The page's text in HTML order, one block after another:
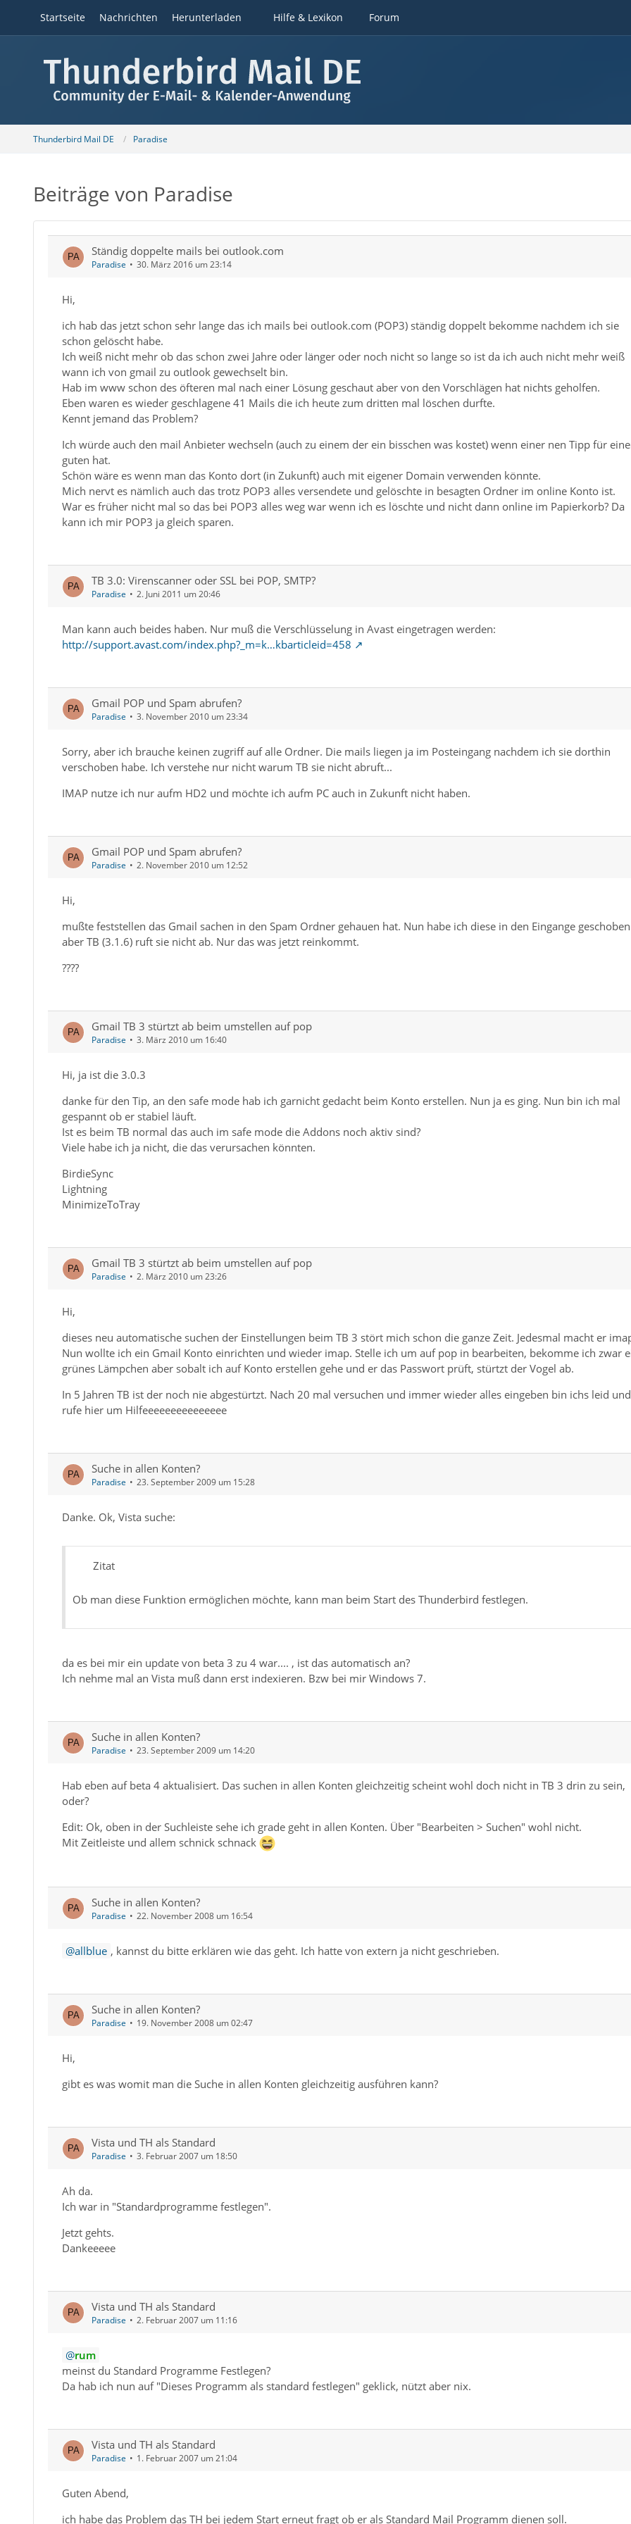
Startseite Nachrichten Herunterladen Hilfe & Lexikon Forum
Thunderbird Mail DE Paradise
Beiträge von Paradise
Ständig doppelte mails bei outlook.com
Paradise 30. März 2016 um 23:14
Hi,
ich hab das jetzt schon sehr lange das ich mails bei outlook.com (POP3) ständig doppelt bekomme nachdem ich sie
schon gelöscht habe.
Ich weiß nicht mehr ob das schon zwei Jahre oder länger oder noch nicht so lange so ist da ich auch nicht mehr weiß
wann ich von gmail zu outlook gewechselt bin.
Hab im www schon des öfteren mal nach einer Lösung geschaut aber von den Vorschlägen hat nichts geholfen.
Eben waren es wieder geschlagene 41 Mails die ich heute zum dritten mal löschen durfte.
Kennt jemand das Problem?
Ich würde auch den mail Anbieter wechseln (auch zu einem der ein bisschen was kostet) wenn einer nen Tipp für
guten hat.
Schön wäre es wenn man das Konto dort (in Zukunft) auch mit eigener Domain verwenden könnte.
Mich nervt es nämlich auch das trotz POP3 alles versendete und gelöschte in besagten Ordner im online Konto ist.
War es früher nicht mal so das bei POP3 alles weg war wenn ich es löschte und nicht dann online im Papierkorb? Da
kann ich mir POP3 ja gleich sparen.
TB 3.0: Virenscanner oder SSL bei POP, SMTP?
Paradise 2. Juni 2011 um 20:46
Man kann auch beides haben. Nur muß die Verschlüsselung in Avast eingetragen werden:
http://support.avast.com/index.php?_m=k…kbarticleid=458
Gmail POP und Spam abrufen?
Paradise 3. November 2010 um 23:34
Sorry, aber ich brauche keinen zugriff auf alle Ordner. Die mails liegen ja im Posteingang nachdem ich sie dorthin
verschoben habe. Ich verstehe nur nicht warum TB sie nicht abruft...
IMAP nutze ich nur aufm HD2 und möchte ich aufm PC auch in Zukunft nicht haben.
Gmail POP und Spam abrufen?
Paradise 2. November 2010 um 12:52
Hi,
mußte feststellen das Gmail sachen in den Spam Ordner gehauen hat. Nun habe ich diese in den Eingange geschoben
aber TB (3.1.6) ruft sie nicht ab. Nur das was jetzt reinkommt.
????
Gmail TB 3 stürtzt ab beim umstellen auf pop
Paradise 3. März 2010 um 16:40
Hi, ja ist die 3.0.3
danke für den Tip, an den safe mode hab ich garnicht gedacht beim Konto erstellen. Nun ja es ging. Nun bin ich mal
gespannt ob er stabiel läuft.
Ist es beim TB normal das auch im safe mode die Addons noch aktiv sind?
Viele habe ich ja nicht, die das verursachen könnten.
BirdieSync
Lightning
MinimizeToTray
Gmail TB 3 stürtzt ab beim umstellen auf pop
Paradise 2. März 2010 um 23:26
Hi,
dieses neu automatische suchen der Einstellungen beim TB 3 stört mich schon die ganze Zeit. Jedesmal macht er
Nun wollte ich ein Gmail Konto einrichten und wieder imap. Stelle ich um auf pop in bearbeiten, bekomme ich zwar
grünes Lämpchen aber sobalt ich auf Konto erstellen gehe und er das Passwort prüft, stürtzt der Vogel ab.
In 5 Jahren TB ist der noch nie abgestürtzt. Nach 20 mal versuchen und immer wieder alles eingeben bin ichs leid und
rufe hier um Hilfeeeeeeeeeeeeeee
Suche in allen Konten?
Paradise 23. September 2009 um 15:28
Danke. Ok, Vista suche:
Zitat
Ob man diese Funktion ermöglichen möchte, kann man beim Start des Thunderbird festlegen.
da es bei mir ein update von beta 3 zu 4 war.... , ist das automatisch an?
Ich nehme mal an Vista muß dann erst indexieren. Bzw bei mir Windows 7.
Suche in allen Konten?
Paradise 23. September 2009 um 14:20
Hab eben auf beta 4 aktualisiert. Das suchen in allen Konten gleichzeitig scheint wohl doch nicht in TB 3 drin zu sein,
oder?
Edit: Ok, oben in der Suchleiste sehe ich grade geht in allen Konten. Über "Bearbeiten > Suchen" wohl nicht.
Mit Zeitleiste und allem schnick schnack
Suche in allen Konten?
Paradise 22. November 2008 um 16:54
allblue , kannst du bitte erklären wie das geht. Ich hatte von extern ja nicht geschrieben.
Suche in allen Konten?
Paradise 19. November 2008 um 02:47
Hi,
gibt es was womit man die Suche in allen Konten gleichzeitig ausführen kann?
Vista und TH als Standard
Paradise 3. Februar 2007 um 18:50
Ah da.
Ich war in "Standardprogramme festlegen".
Jetzt gehts.
Dankeeeee
Vista und TH als Standard
Paradise 2. Februar 2007 um 11:16
rum
meinst du Standard Programme Festlegen?
Da hab ich nun auf "Dieses Programm als standard festlegen" geklick, nützt aber nix.
Vista und TH als Standard
Paradise 1. Februar 2007 um 21:04
Guten Abend,
ich habe das Problem das TH bei jedem Start erneut fragt ob er als Standard Mail Programm dienen soll.